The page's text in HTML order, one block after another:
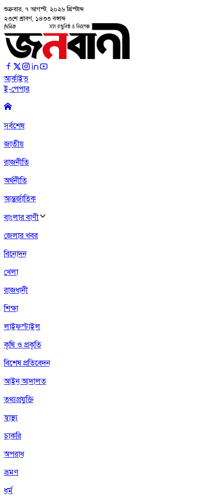
শুক্রবার, ৭ আগস্ট, ২০২৬ খ্রিস্টাব্দ
২৩শে শ্রাবণ, ১৪৩৩ বঙ্গাব্দ
আর্কাইভ
ই-পেপার
সর্বশেষ
জাতীয়
রাজনীতি
অর্থনীতি
আন্তর্জাতিক
বাংলার বাণী
জেলার খবর
বিনোদন
খেলা
রাজধানী
শিক্ষা
লাইফস্টাইল
কৃষি ও প্রকৃতি
বিশেষ প্রতিবেদন
আইন আদালত
তথ্যপ্রযুক্তি
স্বাস্থ্য
চাকরি
অপরাধ
ভ্রমণ
ধর্ম